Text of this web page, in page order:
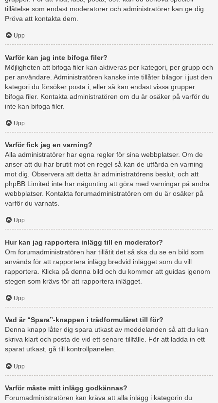
tillåtelse som endast moderatorer och administratörer kan ge dig.
Pröva att kontakta dem.
Upp
Varför kan jag inte bifoga filer?
Möjligheten att bifoga filer kan aktiveras per kategori, per grupp och
per användare. Administratören kanske inte tillåter bilagor i just den
kategori du försöker posta i, eller så kan endast vissa grupper
bifoga filer. Kontakta administratören om du är osäker på varför du
inte kan bifoga filer.
Upp
Varför fick jag en varning?
Alla administratörer har egna regler för sina webbplatser. Om de
anser att du har brutit mot en regel så kan de utfärda en varning
mot dig. Observera att detta är administratörens beslut, och att
phpBB Limited inte har någonting att göra med varningar på andra
webbplatser. Kontakta forumadministratören om du är osäker på
varför du varnats.
Upp
Hur kan jag rapportera inlägg till en moderator?
Om forumadministratören har tillåtit det så ska du se en bild som
används för att rapportera inlägg bredvid inlägget som du vill
rapportera. Klicka på denna bild och du kommer att guidas igenom
stegen som krävs för att rapportera inlägget.
Upp
Vad är “Spara”-knappen i trådformuläret till för?
Denna knapp låter dig spara utkast av meddelanden så att du kan
skriva klart och posta de vid ett senare tillfälle. För att ladda in ett
sparat utkast, gå till kontrollpanelen.
Upp
Varför måste mitt inlägg godkännas?
Forumadministratören kan kräva att alla inlägg i kategorin du